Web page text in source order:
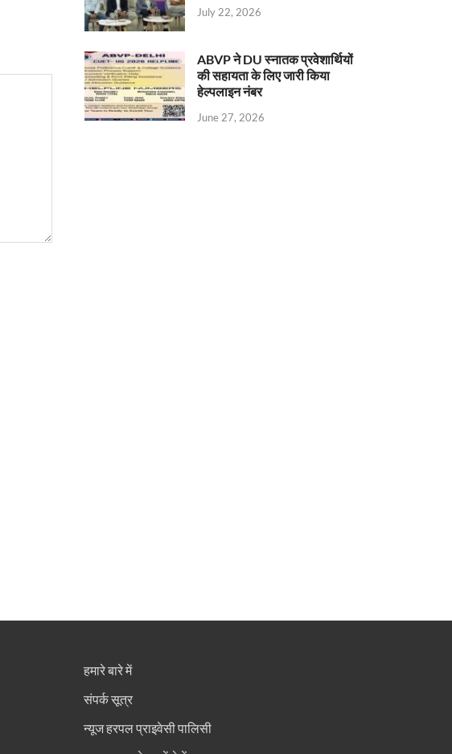
July 22, 2026
ABVP ने DU स्नातक प्रवेशार्थियों
की सहायता के लिए जारी किया
हेल्पलाइन नंबर
June 27, 2026
हमारे बारे में
संपर्क सूत्र
न्यूज हरपल प्राइवेसी पालिसी